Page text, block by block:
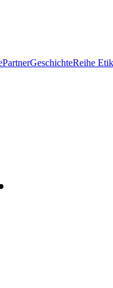
PartnerGeschichteReihe